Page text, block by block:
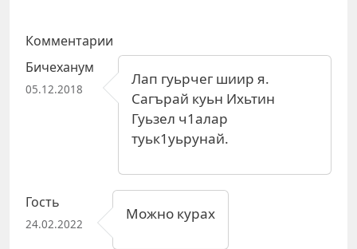
Комментарии
Бичеханум
05.12.2018
Лап гуьрчег шиир я.
Сагърай куьн Ихьтин
Гуьзел ч1алар
туьк1уьрунай.
Гость
24.02.2022
Можно курах